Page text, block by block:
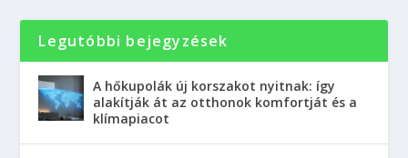
Legutóbbi bejegyzések
A hőkupolák új korszakot nyitnak: így
alakítják át az otthonok komfortját és a
klímapiacot